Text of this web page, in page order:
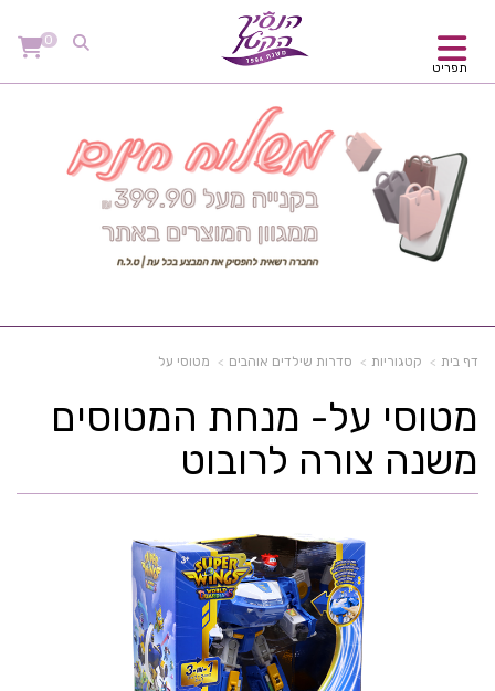
תפריט
0
דף בית קטגוריות סדרות שילדים אוהבים מטוסי על
מטוסי על- מנחת המטוסים
משנה צורה לרובוט